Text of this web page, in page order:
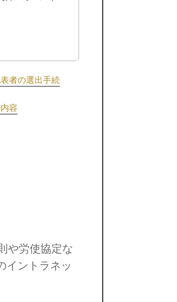
者の選出手続
容
や労使協定な
イントラネッ